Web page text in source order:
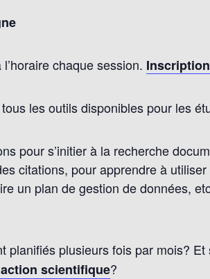
chaque session.
les outils disponibles pour les
pour s’initier à la recherche
citations, pour apprendre à
un plan de gestion de données,
planifiés plusieurs fois par mois?
scientifique?